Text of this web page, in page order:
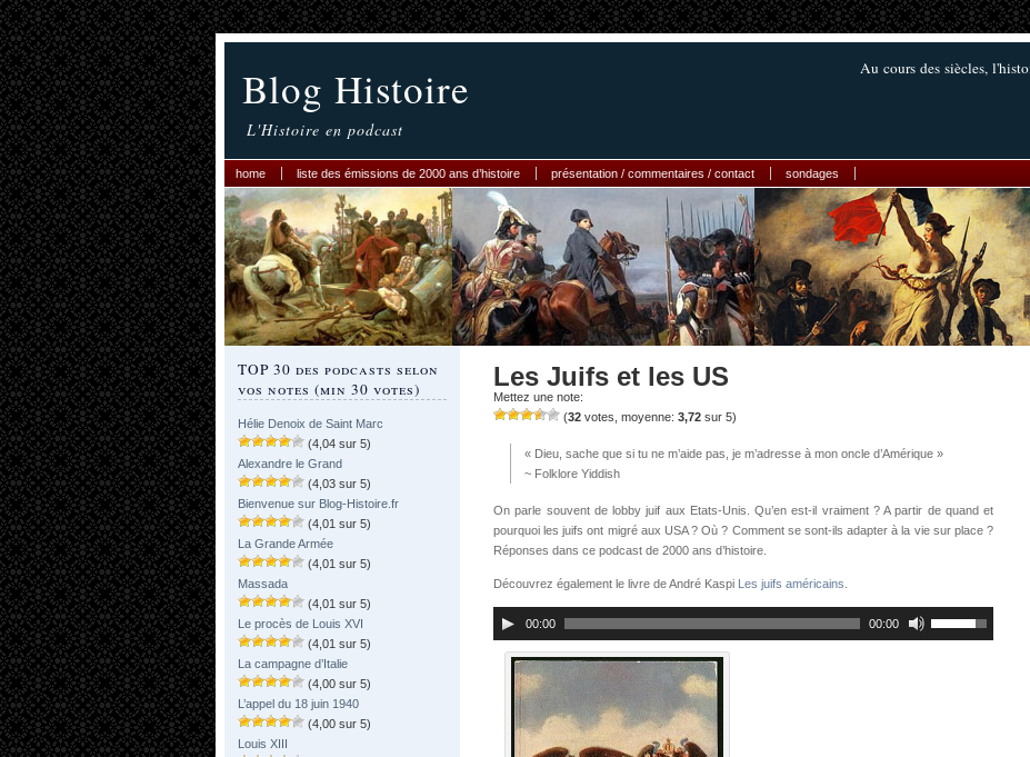
Blog Histoire
L'Histoire en podcast
Au cours des siècles,
home liste des émissions de 2000 ans d’histoire présentation / commentaires / contact sondages
TOP 30 des podcasts selon
vos notes (min 30 votes)
Hélie Denoix de Saint Marc
(4,04 sur 5)
Alexandre le Grand
(4,03 sur 5)
Bienvenue sur Blog-Histoire.fr
(4,01 sur 5)
La Grande Armée
(4,01 sur 5)
Massada
(4,01 sur 5)
Le procès de Louis XVI
(4,01 sur 5)
La campagne d’Italie
(4,00 sur 5)
L’appel du 18 juin 1940
(4,00 sur 5)
Louis XIII
Les Juifs et les US
Mettez une note:
(32 votes, moyenne: 3,72 sur 5)
« Dieu, sache que si tu ne m’aide pas, je m’adresse à mon oncle d’Amérique »
~ Folklore Yiddish
On parle souvent de lobby juif aux Etats-Unis. Qu’en est-il vraiment ? A partir de quand et
pourquoi les juifs ont migré aux USA ? Où ? Comment se sont-ils adapter à la vie sur place ?
Réponses dans ce podcast de 2000 ans d’histoire.
Découvrez également le livre de André Kaspi Les juifs américains
00:00 00:00